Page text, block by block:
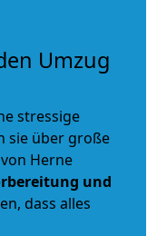
Umzug
stressige
sie über große
Herne
und
dass alles